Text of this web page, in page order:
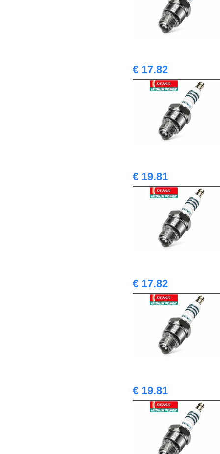
€ 17.82
€ 19.81
€ 17.82
€ 19.81